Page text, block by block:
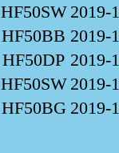
HF50SW 2019-
HF50BB 2019-
HF50DP 2019-
HF50SW 2019-
HF50BG 2019-